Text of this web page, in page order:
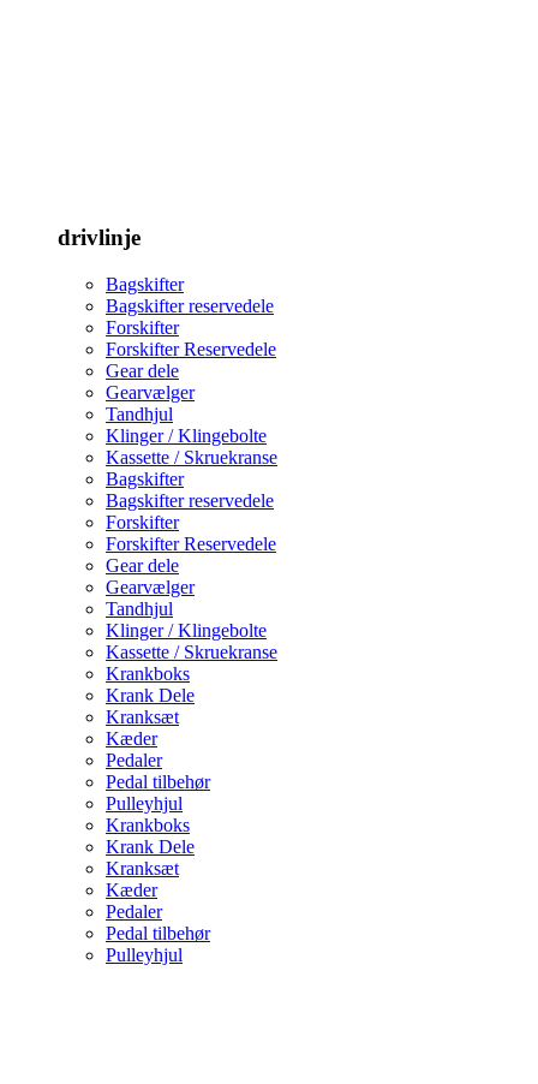
drivlinje
Bagskifter
Bagskifter reservedele
Forskifter
Forskifter Reservedele
Gear dele
Gearvælger
Tandhjul
Klinger / Klingebolte
Kassette / Skruekranse
Bagskifter
Bagskifter reservedele
Forskifter
Forskifter Reservedele
Gear dele
Gearvælger
Tandhjul
Klinger / Klingebolte
Kassette / Skruekranse
Krankboks
Krank Dele
Kranksæt
Kæder
Pedaler
Pedal tilbehør
Pulleyhjul
Krankboks
Krank Dele
Kranksæt
Kæder
Pedaler
Pedal tilbehør
Pulleyhjul